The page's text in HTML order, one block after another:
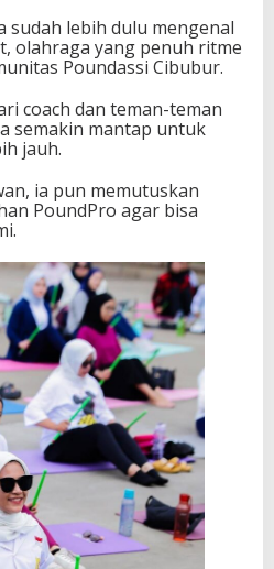
sudah lebih dulu mengenal
olahraga yang penuh ritme
Poundassi Cibubur.
coach dan teman-teman
semakin mantap untuk
jauh.
ia pun memutuskan
PoundPro agar bisa